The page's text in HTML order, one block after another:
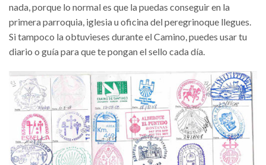
nada, porque lo normal es que la puedas conseguir en la
primera parroquia, iglesia u oficina del peregrinoque llegues.
Si tampoco la obtuvieses durante el Camino, puedes usar tu
diario o guía para que te pongan el sello cada día.